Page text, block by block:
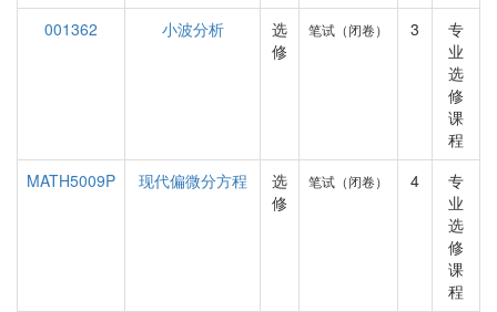
001362
小波分析
选
修
笔试（闭卷） 3
专
业
选
修
课
程
MATH5009P
现代偏微分方程
选
修
笔试（闭卷） 4
专
业
选
修
课
程